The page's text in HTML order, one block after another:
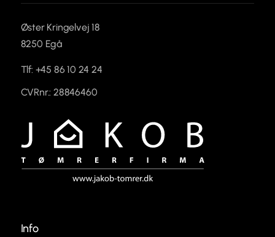
Øster Kringelvej 18
8250 Egå
Tlf: +45 86 10 24 24
CVRnr.: 28846460
Info